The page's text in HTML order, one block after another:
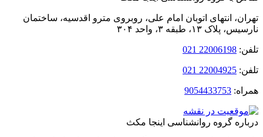
انتهای اتوبان امام‌ علی، روبروی مترو اقدسیه، ساختمان
۱۳، طبقه ۳، واحد ۳۰۴
22006198 021
22004925 021
9054433753
گروه روانشناسی اینجا مکث